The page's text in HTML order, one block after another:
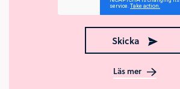
Skicka
Läs mer